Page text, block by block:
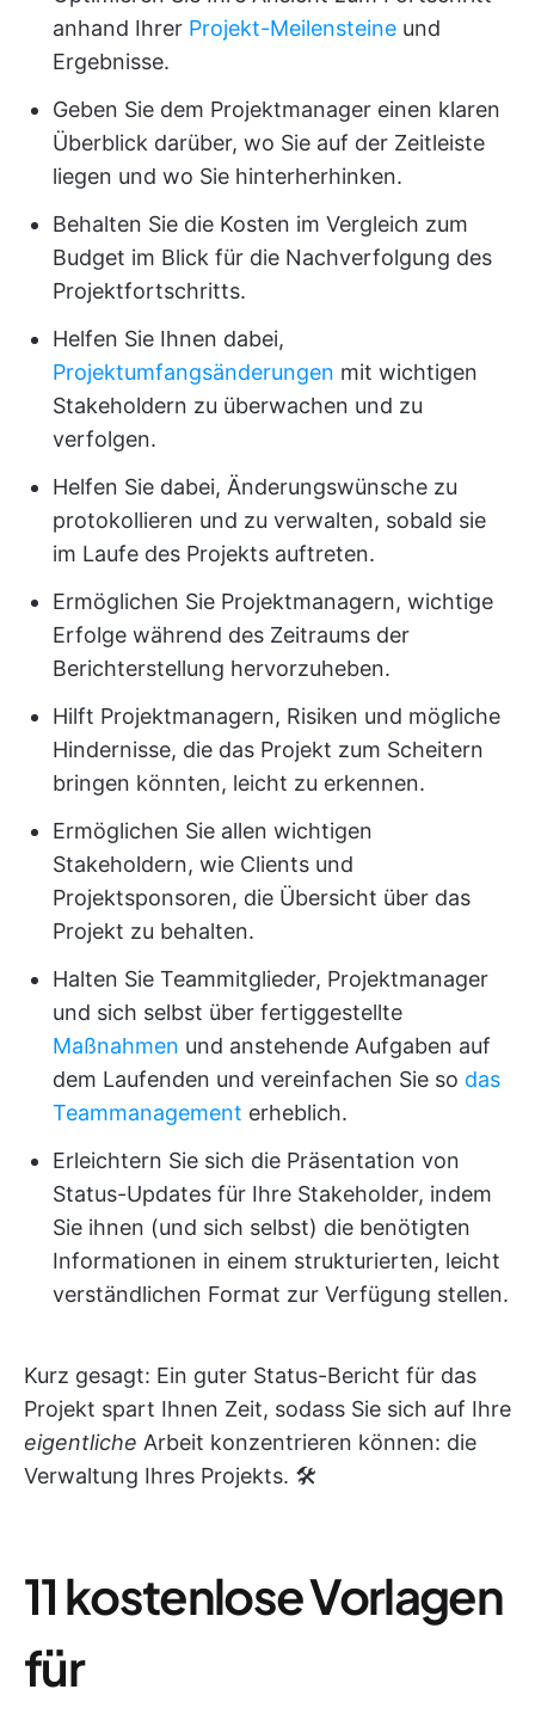
anhand Ihrer Projekt-Meilensteine und
Ergebnisse.
Geben Sie dem Projektmanager einen klaren
Überblick darüber, wo Sie auf der Zeitleiste
liegen und wo Sie hinterherhinken.
Behalten Sie die Kosten im Vergleich zum
Budget im Blick für die Nachverfolgung des
Projektfortschritts.
Helfen Sie Ihnen dabei,
Projektumfangsänderungen mit wichtigen
Stakeholdern zu überwachen und zu
verfolgen.
Helfen Sie dabei, Änderungswünsche zu
protokollieren und zu verwalten, sobald sie
im Laufe des Projekts auftreten.
Ermöglichen Sie Projektmanagern, wichtige
Erfolge während des Zeitraums der
Berichterstellung hervorzuheben.
Hilft Projektmanagern, Risiken und mögliche
Hindernisse, die das Projekt zum Scheitern
bringen könnten, leicht zu erkennen.
Ermöglichen Sie allen wichtigen
Stakeholdern, wie Clients und
Projektsponsoren, die Übersicht über das
Projekt zu behalten.
Halten Sie Teammitglieder, Projektmanager
und sich selbst über fertiggestellte
Maßnahmen und anstehende Aufgaben auf
dem Laufenden und vereinfachen Sie so das
Teammanagement erheblich.
Erleichtern Sie sich die Präsentation von
Status-Updates für Ihre Stakeholder, indem
Sie ihnen (und sich selbst) die benötigten
Informationen in einem strukturierten, leicht
verständlichen Format zur Verfügung stellen.
Kurz gesagt: Ein guter Status-Bericht für das
Projekt spart Ihnen Zeit, sodass Sie sich auf Ihre
eigentliche Arbeit konzentrieren können: die
Verwaltung Ihres Projekts. 🛠️
11 kostenlose Vorlagen
für